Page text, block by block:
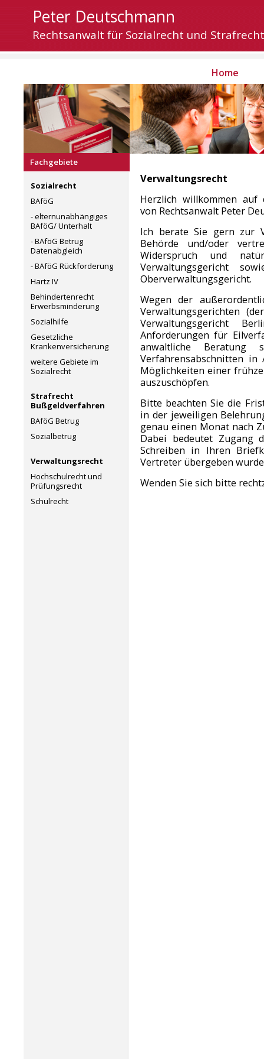
Peter Deutschmann
Rechtsanwalt für Sozialrecht und Strafrecht
Home
Fachgebiete
Sozialrecht
BAföG
- elternunabhängiges
BAföG/ Unterhalt
- BAföG Betrug
Datenabgleich
- BAföG Rückforderung
Hartz IV
Behindertenrecht
Erwerbsminderung
Sozialhilfe
Gesetzliche
Krankenversicherung
weitere Gebiete im
Sozialrecht
Strafrecht
Bußgeldverfahren
BAföG Betrug
Sozialbetrug
Verwaltungsrecht
Hochschulrecht und
Prüfungsrecht
Schulrecht
Verwaltungsrecht
Herzlich willkommen auf
von Rechtsanwalt Peter
Ich berate Sie gern zur
Behörde und/oder
Widerspruch und
Verwaltungsgericht
Oberverwaltungsgericht.
Wegen der
Verwaltungsgerichten
Verwaltungsgericht
Anforderungen für
anwaltliche Beratung
Verfahrensabschnitten
Möglichkeiten einer
auszuschöpfen.
Bitte beachten Sie die
in der jeweiligen
genau einen Monat nach
Dabei bedeutet Zugang
Schreiben in Ihren
Vertreter übergeben
Wenden Sie sich bitte